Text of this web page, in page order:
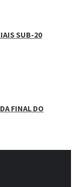
SUB-20
FINAL DO